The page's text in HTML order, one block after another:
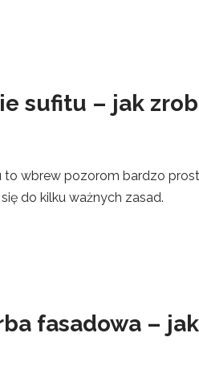
sufitu – jak
to wbrew pozorom bardzo
do kilku ważnych zasad.
fasadowa –